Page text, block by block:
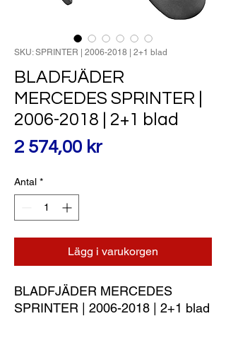
SKU: SPRINTER | 2006-2018 | 2+1 blad
BLADFJÄDER
MERCEDES SPRINTER |
2006-2018 | 2+1 blad
2 574,00 krPris
Antal *
Lägg i varukorgen
BLADFJÄDER MERCEDES
SPRINTER | 2006-2018 | 2+1 blad